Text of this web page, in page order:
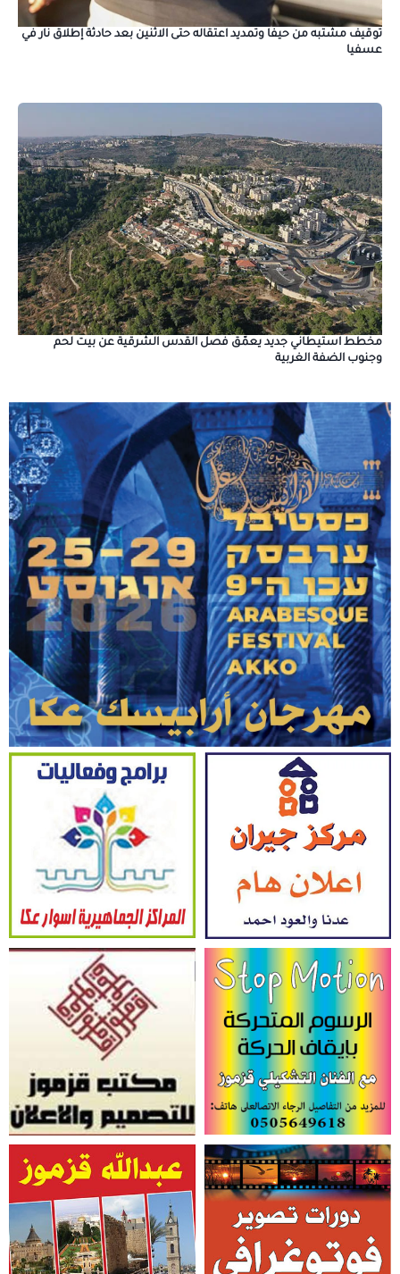
توقيف مشتبه من حيفا وتمديد اعتقاله حتى الاثنين بعد حادثة إطلاق نار في
عسفيا
مخطط استيطاني جديد يعمّق فصل القدس الشرقية عن بيت لحم
وجنوب الضفة الغربية